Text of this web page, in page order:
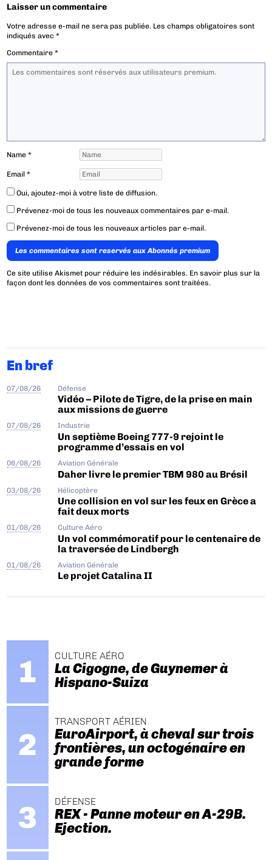
Laisser un commentaire
Votre adresse e-mail ne sera pas publiée. Les champs obligatoires sont
indiqués avec*
Commentaire*
Name*
Email*
Oui, ajoutez-moi à votre liste de diffusion.
Prévenez-moi de tous les nouveaux commentaires par e-mail.
Prévenez-moi de tous les nouveaux articles par e-mail.
Les commentaires sont reservés aux Abonnés premium
Ce site utilise Akismet pour réduire les indésirables. En savoir plus sur la
façon dont les données de vos commentaires sont traitées.
En bref
07/08/26 Défense
Vidéo – Pilote de Tigre, de la prise en main
aux missions de guerre
07/08/26 Industrie
Un septième Boeing 777-9 rejoint le
programme d’essais en vol
06/08/26 Aviation Générale
Daher livre le premier TBM 980 au Brésil
03/08/26 Hélicoptère
Une collision en vol sur les feux en Grèce a
fait deux morts
01/08/26 Culture Aéro
Un vol commémoratif pour le centenaire de
la traversée de Lindbergh
01/08/26 Aviation Générale
Le projet Catalina II
CULTURE AÉRO
La Cigogne, de Guynemer à
Hispano-Suiza
TRANSPORT AÉRIEN
EuroAirport, à cheval sur trois
frontières, un octogénaire en
grande forme
DÉFENSE
REX - Panne moteur en A-29B.
Ejection.